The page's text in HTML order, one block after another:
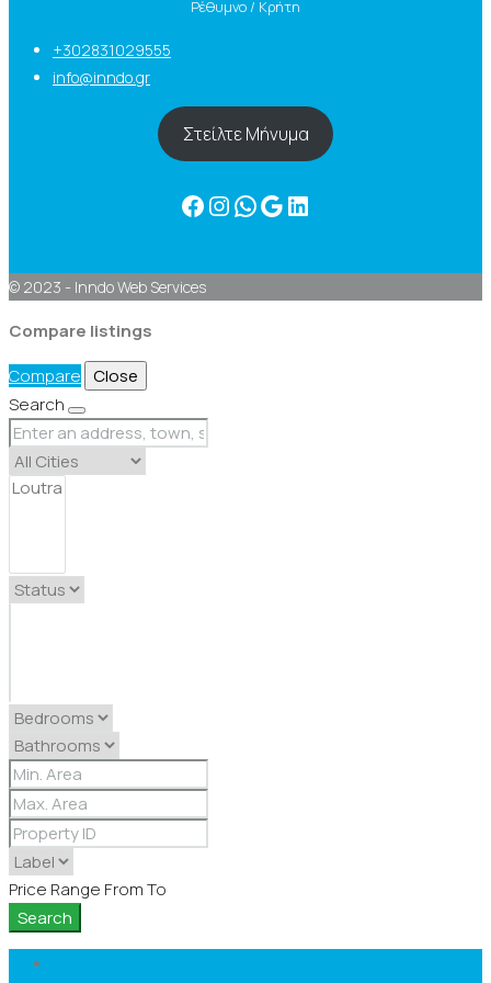
Ρέθυμνο / Κρήτη
+302831029555
info@inndo.gr
Στείλτε Μήνυμα
Facebook
Instagram
WhatsApp
Google
Linkedin
© 2023 - Inndo Web Services
Compare listings
Compare Close
Search
Price Range FromTo
Search